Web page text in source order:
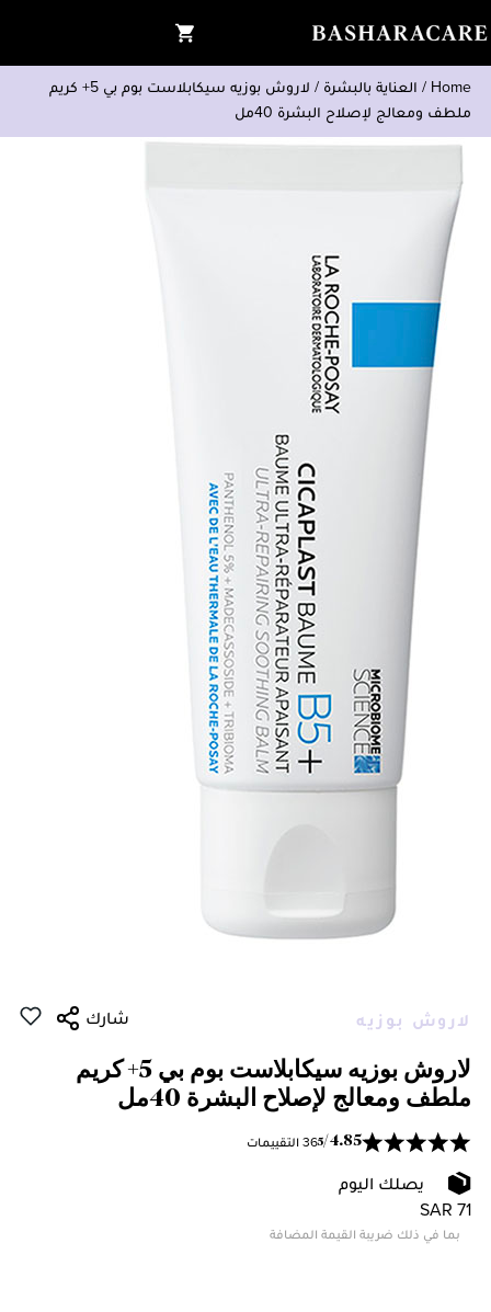
Home
/ العناية بالبشرة /
لاروش بوزيه سيكابلاست بوم بي 5+ كريم
ملطف ومعالج لإصلاح البشرة 40مل
لاروش بوزيه شارك
لاروش بوزيه سيكابلاست بوم بي 5+ كريم
ملطف ومعالج لإصلاح البشرة 40مل
4.85
/
536 التقييمات
يصلك اليوم
SAR 71
بما في ذلك ضريبة القيمة المضافة